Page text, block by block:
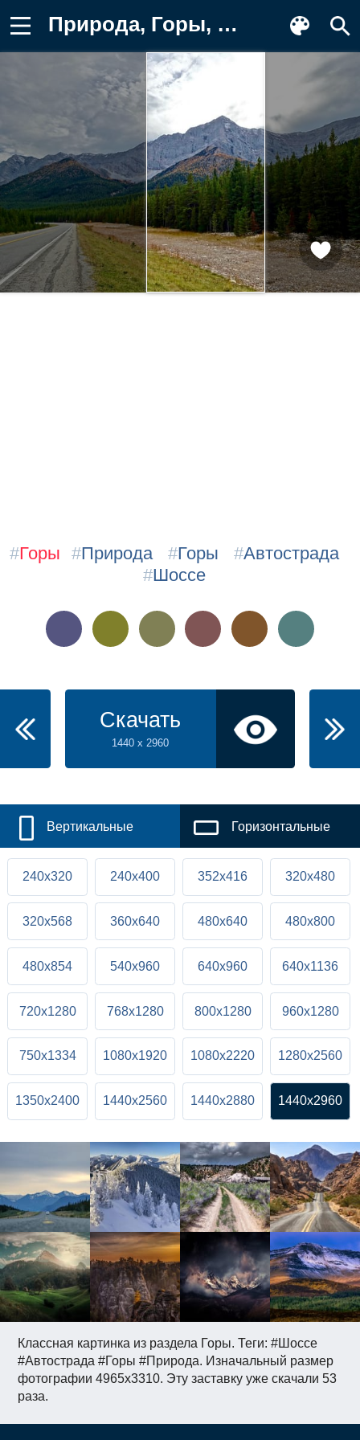
Природа, Горы, Автострада, Шоссе Картинка для телефона
Классная картинка из раздела Горы. Теги: #Шоссе
#Автострада #Горы #Природа. Изначальный размер
фотографии 4965x3310. Эту заставку уже скачали 53
раза.
#Горы #Природа #Горы #Автострада
#Шоссе
Скачать
1440 x 2960
Вертикальные Горизонтальные
240x320 240x400 352x416 320x480
320x568 360x640 480x640 480x800
480x854 540x960 640x960 640x1136
720x1280 768x1280 800x1280 960x1280
750x1334 1080x1920 1080x2220 1280x2560
1350x2400 1440x2560 1440x2880 1440x2960